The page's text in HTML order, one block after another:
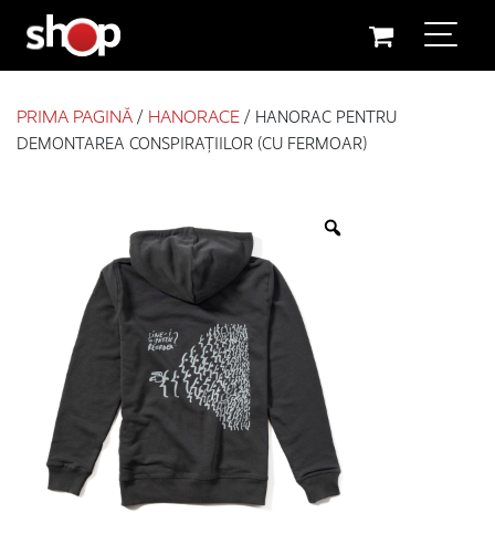
Skip to content
Main Navigation
PRIMA PAGINĂ / HANORACE / HANORAC PENTRU
DEMONTAREA CONSPIRAȚIILOR (CU FERMOAR)